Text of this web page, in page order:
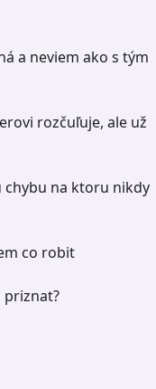
a neviem ako s tým
rozčuľuje, ale už
chybu na ktoru nikdy
co robit
priznat?